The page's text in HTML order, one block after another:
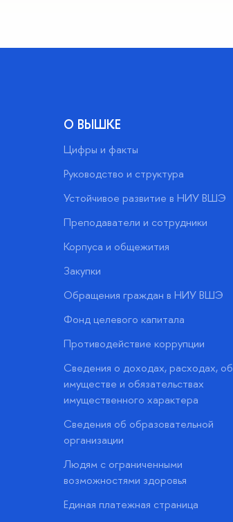
О ВЫШКЕ
Цифры и факты
Руководство и структура
Устойчивое развитие в НИУ ВШЭ
Преподаватели и сотрудники
Корпуса и общежития
Закупки
Обращения граждан в НИУ ВШЭ
Фонд целевого капитала
Противодействие коррупции
Сведения о доходах, расходах, об
имуществе и обязательствах
имущественного характера
Сведения об образовательной
организации
Людям с ограниченными
возможностями здоровья
Единая платежная страница